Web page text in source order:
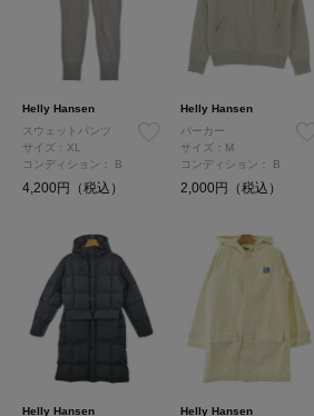
Helly Hansen
スウェットパンツ
サイズ：XL
コンディション： B
4,200円（税込）
Helly Hansen
パーカー
サイズ：M
コンディション：
B
2,000円（税込）
Helly Hansen
Helly Hansen